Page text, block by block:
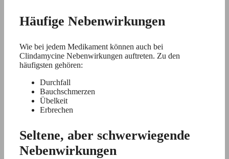
Häufige Nebenwirkungen
Wie bei jedem Medikament können auch bei
Clindamycine Nebenwirkungen auftreten. Zu den
häufigsten gehören:
Durchfall
Bauchschmerzen
Übelkeit
Erbrechen
Seltene, aber schwerwiegende
Nebenwirkungen